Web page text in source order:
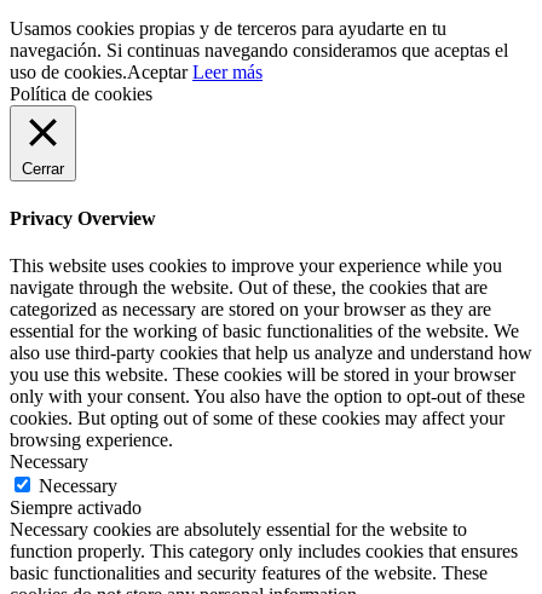
Usamos cookies propias y de terceros para ayudarte en tu
navegación. Si continuas navegando consideramos que aceptas el
uso de cookies.Aceptar Leer más
Política de cookies
Cerrar
Privacy Overview
This website uses cookies to improve your experience while you
navigate through the website. Out of these, the cookies that are
categorized as necessary are stored on your browser as they are
essential for the working of basic functionalities of the website. We
also use third-party cookies that help us analyze and understand how
you use this website. These cookies will be stored in your browser
only with your consent. You also have the option to opt-out of these
cookies. But opting out of some of these cookies may affect your
browsing experience.
Necessary
Necessary
Siempre activado
Necessary cookies are absolutely essential for the website to
function properly. This category only includes cookies that ensures
basic functionalities and security features of the website. These